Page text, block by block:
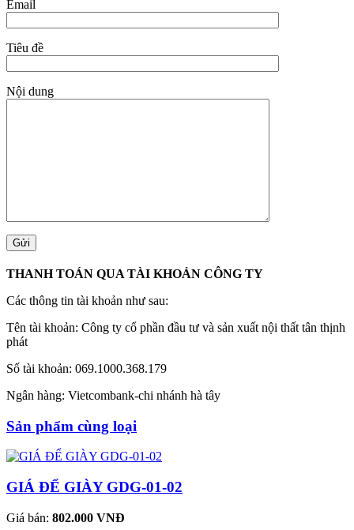
Email
Tiêu đề
Nội dung
THANH TOÁN QUA TÀI KHOẢN CÔNG TY
Các thông tin tài khoản như sau:
Tên tài khoản: Công ty cổ phần đầu tư và sản xuất nội thất tân thịnh
phát
Số tài khoản: 069.1000.368.179
Ngân hàng: Vietcombank-chi nhánh hà tây
Sản phẩm cùng loại
GIÁ ĐỂ GIÀY GDG-01-02
Giá bán: 802.000 VNĐ